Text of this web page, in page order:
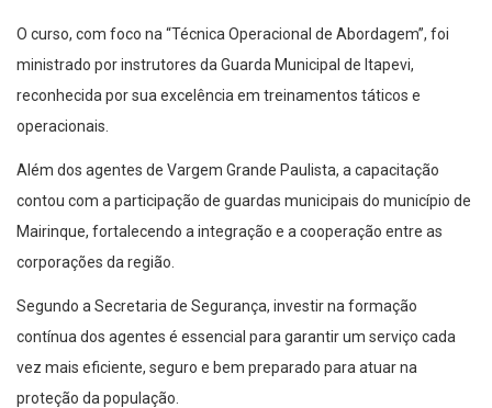
O curso, com foco na “Técnica Operacional de Abordagem”, foi
ministrado por instrutores da Guarda Municipal de Itapevi,
reconhecida por sua excelência em treinamentos táticos e
operacionais.
Além dos agentes de Vargem Grande Paulista, a capacitação
contou com a participação de guardas municipais do município de
Mairinque, fortalecendo a integração e a cooperação entre as
corporações da região.
Segundo a Secretaria de Segurança, investir na formação
contínua dos agentes é essencial para garantir um serviço cada
vez mais eficiente, seguro e bem preparado para atuar na
proteção da população.